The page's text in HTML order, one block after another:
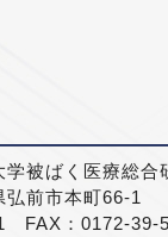
学被ばく医療総合
前市本町66-1
FAX：0172-39-